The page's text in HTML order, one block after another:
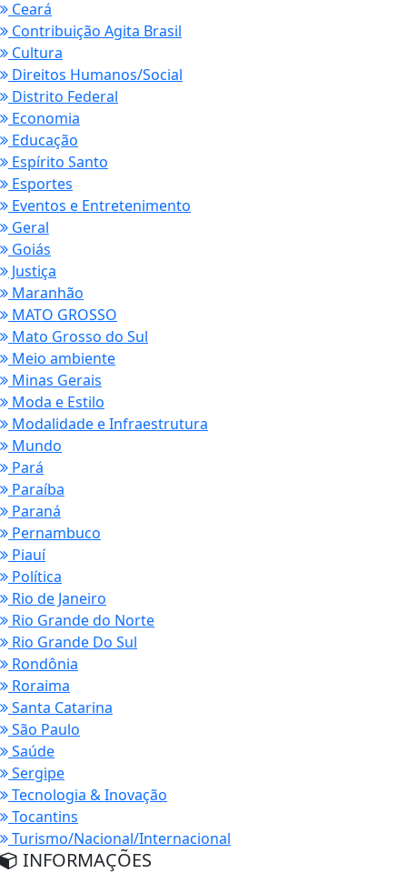
Ceará
Contribuição Agita Brasil
Cultura
Direitos Humanos/Social
Distrito Federal
Economia
Educação
Espírito Santo
Esportes
Eventos e Entretenimento
Geral
Goiás
Justiça
Maranhão
MATO GROSSO
Mato Grosso do Sul
Meio ambiente
Minas Gerais
Moda e Estilo
Modalidade e Infraestrutura
Mundo
Pará
Paraíba
Paraná
Pernambuco
Piauí
Política
Rio de Janeiro
Rio Grande do Norte
Rio Grande Do Sul
Rondônia
Roraima
Santa Catarina
São Paulo
Saúde
Sergipe
Tecnologia & Inovação
Tocantins
Turismo/Nacional/Internacional
INFORMAÇÕES